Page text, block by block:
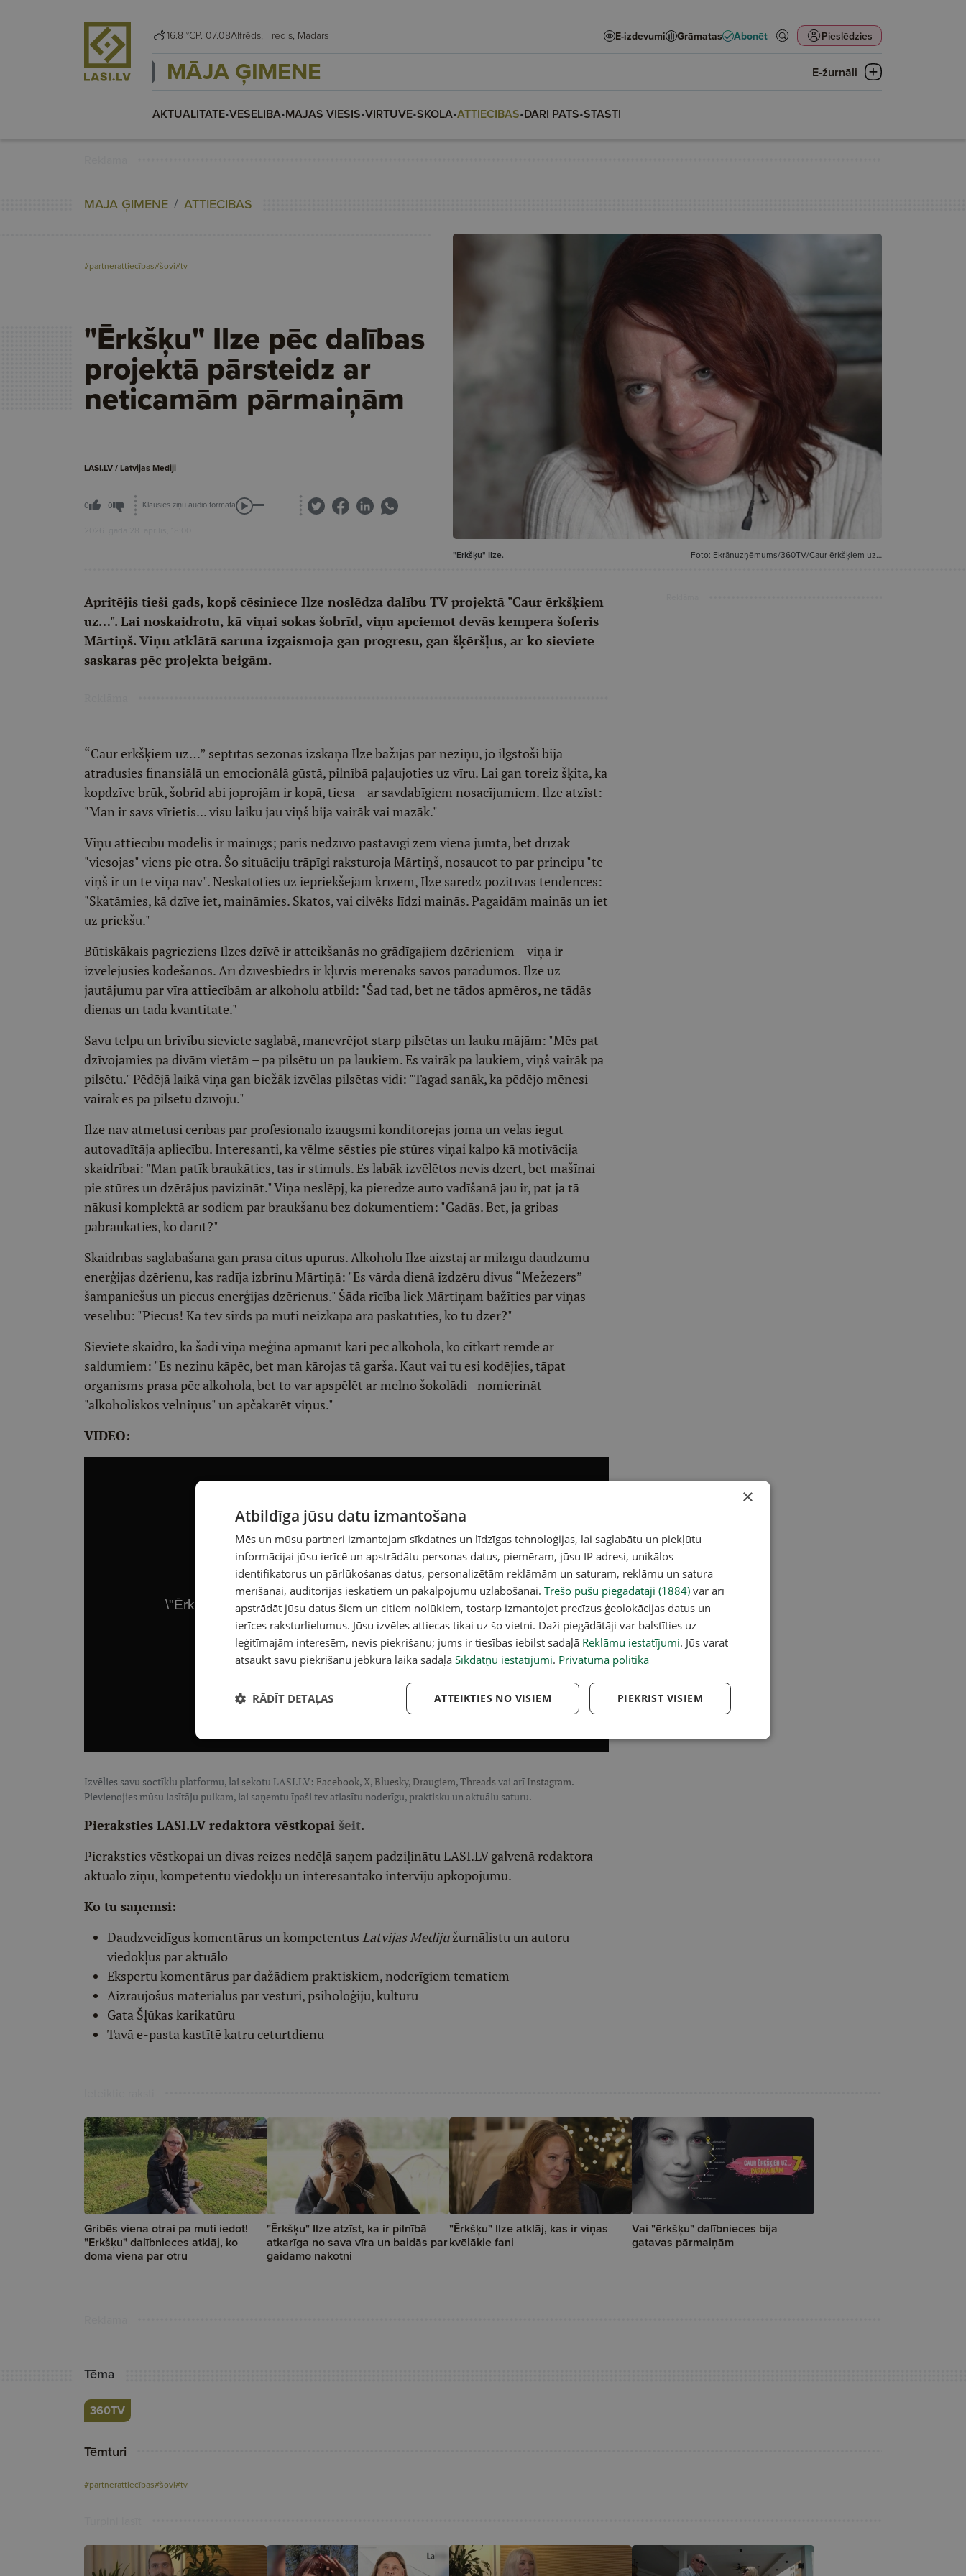
16.8 °CP. 07.08 Alfrēds, Fredis, Madars E-izdevumi Grāmatas Abonēt Pieslēdzies
MĀJA ĢIMENE E-žurnāli
AKTUALITĀTE•VESELĪBA•MĀJAS VIESIS•VIRTUVĒ•SKOLA•ATTIECĪBAS•DARI PATS•STĀSTI
MĀJA ĢIMENE ATTIECĪBAS
#partnerattiecības#šovi#tv
"Ērkšķu" Ilze pēc dalības
projektā pārsteidz ar
neticamām pārmaiņām
LASI.LV / Latvijas Mediji
0 0 Klausies ziņu audio formātā
2026. gada 28. aprīlis, 18:00
"Ērkšķu" Ilze. Foto: Ekrānuzņēmums/360TV/Caur ērkšķiem uz…
Apritējis tieši gads, kopš cēsiniece Ilze noslēdza dalību TV projektā "Caur ērkšķiem
uz…". Lai noskaidrotu, kā viņai sokas šobrīd, viņu apciemot devās kempera šoferis
Mārtiņš. Viņu atklātā saruna izgaismoja gan progresu, gan šķēršļus, ar ko sieviete
saskaras pēc projekta beigām.
“Caur ērkšķiem uz…” septītās sezonas izskaņā Ilze bažījās par neziņu, jo ilgstoši bija
atradusies finansiālā un emocionālā gūstā, pilnībā paļaujoties uz vīru. Lai gan toreiz šķita, ka
kopdzīve brūk, šobrīd abi joprojām ir kopā, tiesa – ar savdabīgiem nosacījumiem. Ilze atzīst:
"Man ir savs vīrietis... visu laiku jau viņš bija vairāk vai mazāk."
Viņu attiecību modelis ir mainīgs; pāris nedzīvo pastāvīgi zem viena jumta, bet drīzāk
"viesojas" viens pie otra. Šo situāciju trāpīgi raksturoja Mārtiņš, nosaucot to par principu "te
viņš ir un te viņa nav". Neskatoties uz iepriekšējām krīzēm, Ilze saredz pozitīvas tendences:
"Skatāmies, kā dzīve iet, maināmies. Skatos, vai cilvēks līdzi mainās. Pagaidām mainās un iet
uz priekšu."
Būtiskākais pagrieziens Ilzes dzīvē ir atteikšanās no grādīgajiem dzērieniem – viņa ir
izvēlējusies kodēšanos. Arī dzīvesbiedrs ir kļuvis mērenāks savos paradumos. Ilze uz
jautājumu par vīra attiecībām ar alkoholu atbild: "Šad tad, bet ne tādos apmēros, ne tādās
dienās un tādā kvantitātē."
Savu telpu un brīvību sieviete saglabā, manevrējot starp pilsētas un lauku mājām: "Mēs pat
dzīvojamies pa divām vietām – pa pilsētu un pa laukiem. Es vairāk pa laukiem, viņš vairāk pa
pilsētu." Pēdējā laikā viņa gan biežāk izvēlas pilsētas vidi: "Tagad sanāk, ka pēdējo mēnesi
vairāk es pa pilsētu dzīvoju."
Ilze nav atmetusi cerības par profesionālo izaugsmi konditorejas jomā un vēlas iegūt
autovadītāja apliecību. Interesanti, ka vēlme sēsties pie stūres viņai kalpo kā motivācija
skaidrībai: "Man patīk braukāties, tas ir stimuls. Es labāk izvēlētos nevis dzert, bet mašīnai
pie stūres un dzērājus pavizināt." Viņa neslēpj, ka pieredze auto vadīšanā jau ir, pat ja tā
nākusi komplektā ar sodiem par braukšanu bez dokumentiem: "Gadās. Bet, ja gribas
pabraukāties, ko darīt?"
Skaidrības saglabāšana gan prasa citus upurus. Alkoholu Ilze aizstāj ar milzīgu daudzumu
enerģijas dzērienu, kas radīja izbrīnu Mārtiņā: "Es vārda dienā izdzēru divus “Mežezers”
šampaniešus un piecus enerģijas dzērienus." Šāda rīcība liek Mārtiņam bažīties par viņas
veselību: "Piecus! Kā tev sirds pa muti neizkāpa ārā paskatīties, ko tu dzer?"
Sieviete skaidro, ka šādi viņa mēģina apmānīt kāri pēc alkohola, ko citkārt remdē ar
saldumiem: "Es nezinu kāpēc, bet man kārojas tā garša. Kaut vai tu esi kodējies, tāpat
organisms prasa pēc alkohola, bet to var apspēlēt ar melno šokolādi - nomierināt
"alkoholiskos velniņus" un apčakarēt viņus."
VIDEO:
Izvēlies savu soctīklu platformu, lai sekotu LASI.LV: Facebook,X, Bluesky, Draugiem,Threads vai arī Instagram.
Pievienojies mūsu lasītāju pulkam, lai saņemtu īpaši tev atlasītu noderīgu, praktisku un aktuālu saturu.
Pieraksties LASI.LV redaktora vēstkopai šeit.
Pieraksties vēstkopai un divas reizes nedēļā saņem padziļinātu LASI.LV galvenā redaktora
aktuālo ziņu, kompetentu viedokļu un interesantāko interviju apkopojumu.
Ko tu saņemsi:
Daudzveidīgus komentārus un kompetentus Latvijas Medijužurnālistu un autoru
viedokļus par aktuālo
Ekspertu komentārus par dažādiem praktiskiem, noderīgiem tematiem
Aizraujošus materiālus par vēsturi, psiholoģiju, kultūru
Gata Šļūkas karikatūru
Tavā e-pasta kastītē katru ceturtdienu
Gribēs viena otrai pa muti iedot!
"Ērkšķu" dalībnieces atklāj, ko
domā viena par otru
"Ērkšķu" Ilze atzīst, ka ir pilnībā
atkarīga no sava vīra un baidās par
gaidāmo nākotni
"Ērkšķu" Ilze atklāj, kas ir viņas
kvēlākie fani
Vai "ērkšķu" dalībnieces bija
gatavas pārmaiņām
Tēma
360TV
Tēmturi
#partnerattiecības#šovi#tv
×
Atbildīga jūsu datu izmantošana
Mēs un mūsu partneri izmantojam sīkdatnes un līdzīgas tehnoloģijas, lai saglabātu un piekļūtu
informācijai jūsu ierīcē un apstrādātu personas datus, piemēram, jūsu IP adresi, unikālos
identifikatorus un pārlūkošanas datus, personalizētām reklāmām un saturam, reklāmu un satura
mērīšanai, auditorijas ieskatiem un pakalpojumu uzlabošanai. Trešo pušu piegādātāji (1884) var arī
apstrādāt jūsu datus šiem un citiem nolūkiem, tostarp izmantojot precīzus ģeolokācijas datus un
ierīces raksturlielumus. Jūsu izvēles attiecas tikai uz šo vietni. Daži piegādātāji var balstīties uz
leģitīmajām interesēm, nevis piekrišanu; jums ir tiesības iebilst sadaļā Reklāmu iestatījumi. Jūs varat
atsaukt savu piekrišanu jebkurā laikā sadaļā Sīkdatņu iestatījumi. Privātuma politika
PIEKRIST VISIEM
ATTEIKTIES NO VISIEM
RĀDĪT DETAĻAS